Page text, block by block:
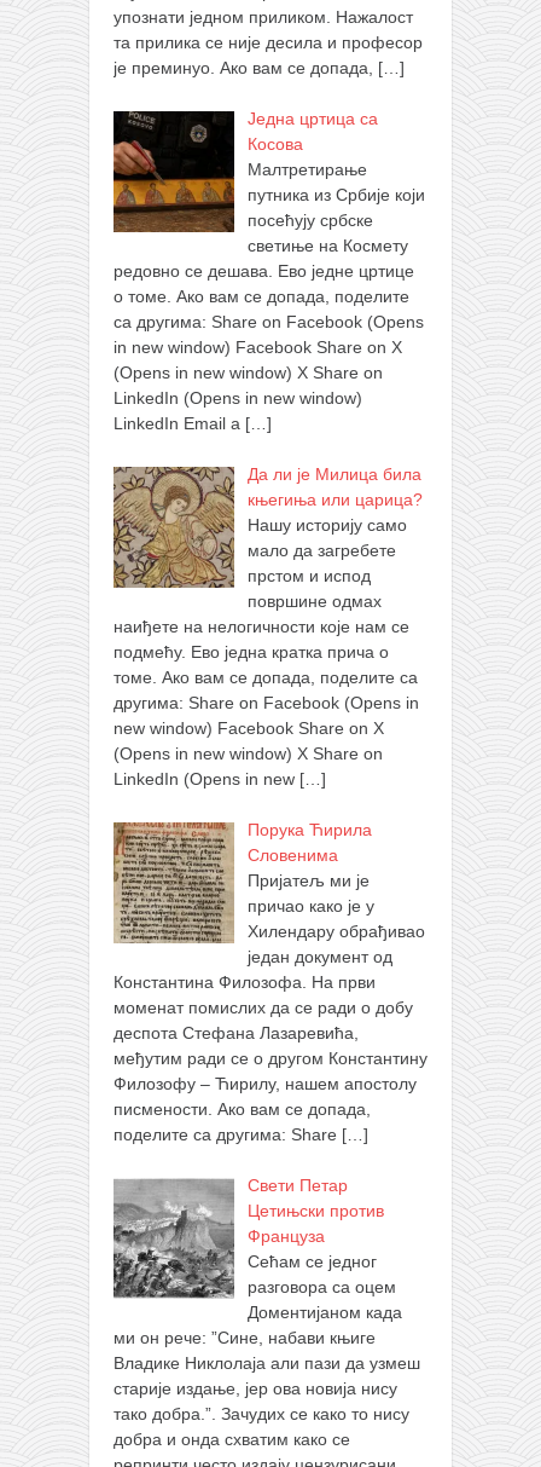
упознати једном приликом. Нажалост
та прилика се није десила и професор
је преминуо. Ако вам се допада, […]
Једна цртица са
Косова
Малтретирање
путника из Србије који
посећују србске
светиње на Космету
редовно се дешава. Ево једне цртице
о томе. Ако вам се допада, поделите
са другима: Share on Facebook (Opens
in new window) Facebook Share on X
(Opens in new window) X Share on
LinkedIn (Opens in new window)
LinkedIn Email a […]
Да ли је Милица била
књегиња или царица?
Нашу историју само
мало да загребете
прстом и испод
површине одмах
наиђете на нелогичности које нам се
подмећу. Ево једна кратка прича о
томе. Ако вам се допада, поделите са
другима: Share on Facebook (Opens in
new window) Facebook Share on X
(Opens in new window) X Share on
LinkedIn (Opens in new […]
Порука Ћирила
Словенима
Пријатељ ми је
причао како је у
Хилендару обрађивао
један документ од
Константина Филозофа. На први
моменат помислих да се ради о добу
деспота Стефана Лазаревића,
међутим ради се о другом Константину
Филозофу – Ћирилу, нашем апостолу
писмености. Ако вам се допада,
поделите са другима: Share […]
Свети Петар
Цетињски против
Француза
Сећам се једног
разговора са оцем
Доментијаном када
ми он рече: ”Сине, набави књиге
Владике Никлолаја али пази да узмеш
старије издање, јер ова новија нису
тако добра.”. Зачудих се како то нису
добра и онда схватим како се